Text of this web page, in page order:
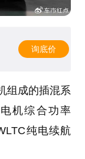
询底价
组成的插混系
机综合功率
纯电续航